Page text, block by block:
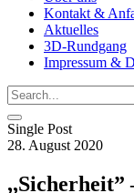
Kontakt &
Aktuelles
3D-Rundgang
Impressum &
Single Post
28. August 2020